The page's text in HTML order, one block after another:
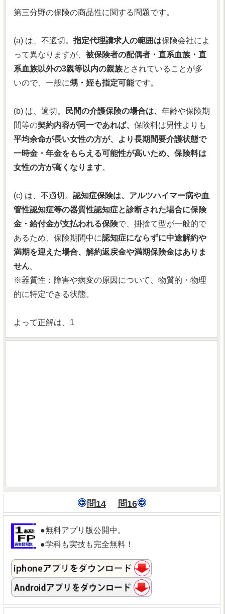
第三分野の保険の商品性に関する問題です。
(a) は、不適切。 指定代理請求人の範囲は保険会社によ
って異なりますが、 被保険者の配偶者・直系血族・直
系血族以外の3親等以内の親族とされていることが多
いので、一般に甥・姪も指定可能です。
(b) は、適切。 民間の介護保険の場合は、 年齢や保険期
間等の契約内容が同一であれば、 保険料は男性よりも
平均余命が長い女性の方が、より長期間要介護状態で
一時金・年金をもらえる可能性が高いため、保険料は
女性の方が高くなります。
(c) は、不適切。 認知症保険は、アルツハイマー病や血
管性認知症等の器質性認知症と診断された場合に保険
金・給付金が支払われる保険で、掛捨て型が一般的で
あるため、保険期間中に認知症にならずに中途解約や
満期を迎えた場合、解約返戻金や満期保険金はありま
せん。
※器質性：障害や病変の原因について、物質的・物理
的に特定できる状態。
よって正解は、1
問14 問16
●無料アプリ版公開中。
●学科も実技も完全無料！